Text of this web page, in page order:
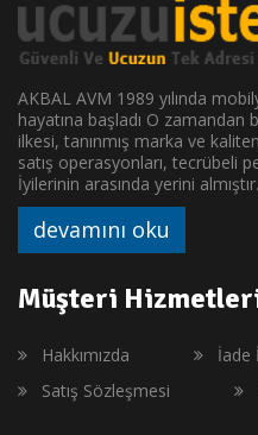
AKBAL AVM 1989 yılında
hayatına başladı O
ilkesi, tanınmış marka ve
satış operasyonları, tecrübeli
İyilerinin arasında yerini almıştır.
devamını oku
Müşteri
Hakkımızda
İade
Satış Sözleşmesi